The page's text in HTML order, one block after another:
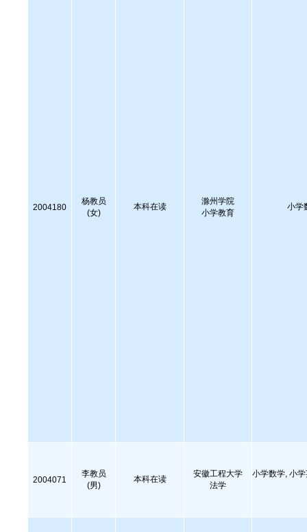
2004180
杨教员
(女)
本科在读
滁州学院
小学教育
小学
2004071
李教员
(男)
本科在读
安徽工程大学
法学
小学数学, 小